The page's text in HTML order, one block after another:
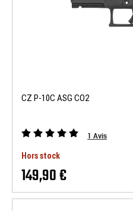
CZ P-10C ASG CO2
1 Avis
Hors stock
149,90 €